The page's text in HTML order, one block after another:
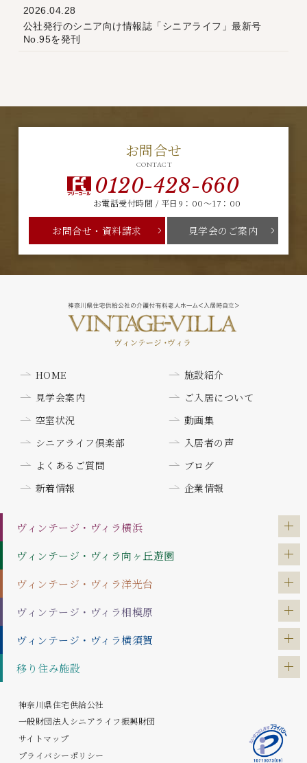
2026.04.28
公社発行のシニア向け情報誌「シニアライフ」最新号
No.95を発刊
お問合せ
CONTACT
0120-428-660
お電話受付時間 / 平日9：00～17：00
お問合せ・資料請求 見学会のご案内
HOME
施設紹介
見学会案内
ご入居について
空室状況
動画集
シニアライフ倶楽部
入居者の声
よくあるご質問
ブログ
新着情報
企業情報
ヴィンテージ・ヴィラ横浜
ヴィンテージ・ヴィラ向ヶ丘遊園
ヴィンテージ・ヴィラ洋光台
ヴィンテージ・ヴィラ相模原
ヴィンテージ・ヴィラ横須賀
移り住み施設
神奈川県住宅供給公社
一般財団法人シニアライフ振興財団
サイトマップ
プライバシーポリシー